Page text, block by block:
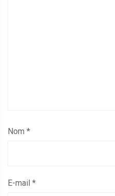
Nom *
E-mail *